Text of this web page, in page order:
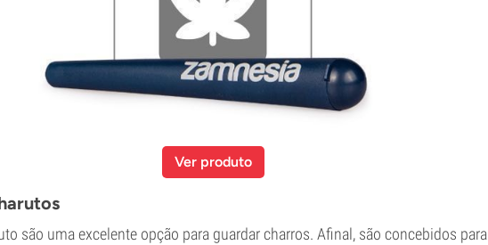
Ver produto
são uma excelente opção para guardar charros. Afinal, são concebidos para